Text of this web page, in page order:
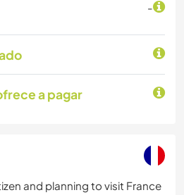
-
a pagar
and planning to visit France